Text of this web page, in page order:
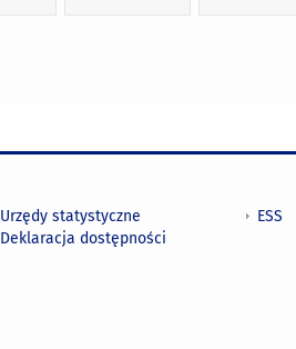
Urzędy statystyczne
Deklaracja dostępności
ESS